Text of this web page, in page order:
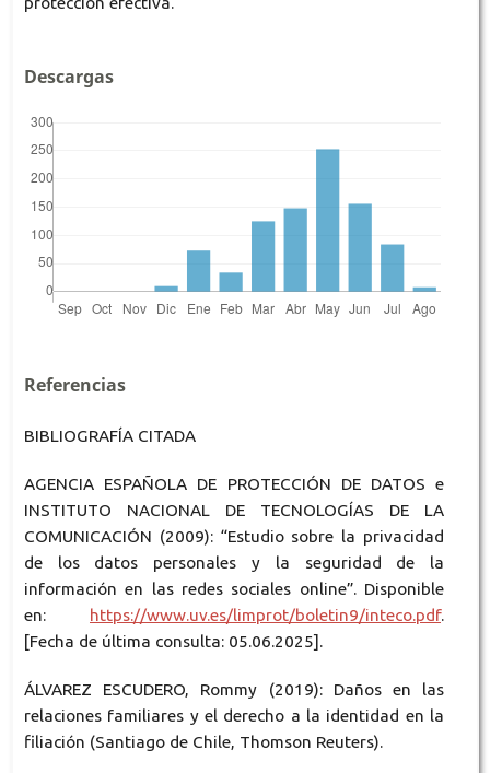
Descargas
Referencias
BIBLIOGRAFÍA CITADA
AGENCIA ESPAÑOLA DE PROTECCIÓN DE DATOS e
INSTITUTO NACIONAL DE TECNOLOGÍAS DE LA
COMUNICACIÓN (2009): “Estudio sobre la privacidad
de los datos personales y la seguridad de la
información en las redes sociales online”. Disponible
en: https://www.uv.es/limprot/boletin9/inteco.pdf.
[Fecha de última consulta: 05.06.2025].
ÁLVAREZ ESCUDERO, Rommy (2019): Daños en las
relaciones familiares y el derecho a la identidad en la
filiación (Santiago de Chile, Thomson Reuters).